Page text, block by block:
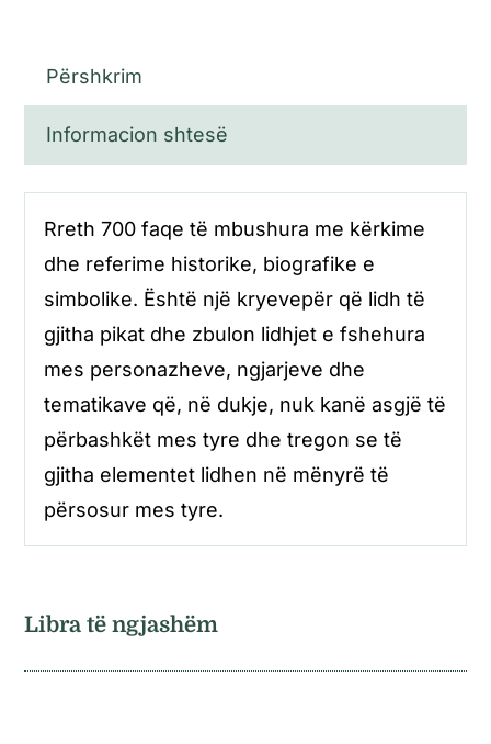
Përshkrim
Informacion shtesë
Rreth 700 faqe të mbushura me kërkime
dhe referime historike, biografike e
simbolike. Është një kryevepër që lidh të
gjitha pikat dhe zbulon lidhjet e fshehura
mes personazheve, ngjarjeve dhe
tematikave që, në dukje, nuk kanë asgjë të
përbashkët mes tyre dhe tregon se të
gjitha elementet lidhen në mënyrë të
përsosur mes tyre.
Libra të ngjashëm